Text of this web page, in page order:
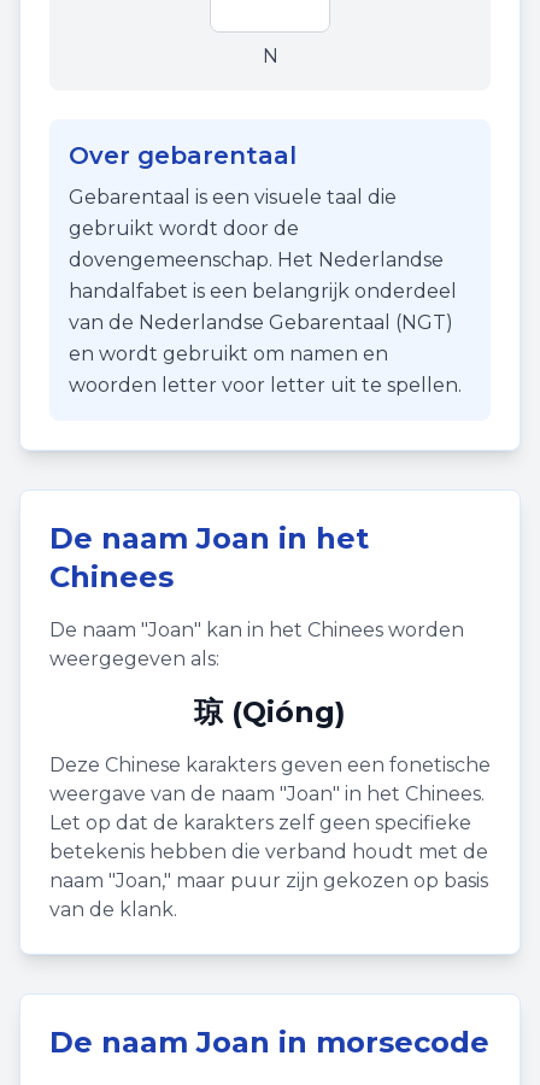
N
Over gebarentaal
Gebarentaal is een visuele taal die
gebruikt wordt door de
dovengemeenschap. Het Nederlandse
handalfabet is een belangrijk onderdeel
van de Nederlandse Gebarentaal (NGT)
en wordt gebruikt om namen en
woorden letter voor letter uit te spellen.
De naamJoan in het
Chinees
De naam "Joan" kan in het Chinees worden
weergegeven als:
琼 (Qióng)
Deze Chinese karakters geven een fonetische
weergave van de naam "Joan" in het Chinees.
Let op dat de karakters zelf geen specifieke
betekenis hebben die verband houdt met de
naam "Joan," maar puur zijn gekozen op basis
van de klank.
De naamJoan in morsecode